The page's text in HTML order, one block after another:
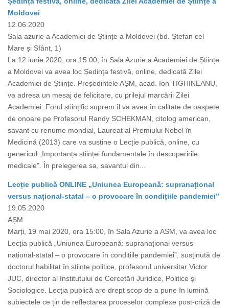
Moldovei
12.06.2020
Sala azurie a Academiei de Științe a Moldovei (bd. Ștefan cel
Mare și Sfânt, 1)
La 12 iunie 2020, ora 15:00, în Sala Azurie a Academiei de Științe
a Moldovei va avea loc Ședința festivă, online, dedicată Zilei
Academiei de Științe. Președintele AȘM, acad. Ion TIGHINEANU,
va adresa un mesaj de felicitare, cu prilejul marcării Zilei
Academiei. Forul științific suprem îl va avea în calitate de oaspete
de onoare pe Profesorul Randy SCHEKMAN, citolog american,
savant cu renume mondial, Laureat al Premiului Nobel în
Medicină (2013) care va susține o Lecție publică, online, cu
genericul „Importanța științei fundamentale în descoperirile
medicale”. În prelegerea sa, savantul din...
Lecție publică ONLINE „Uniunea Europeană: supranațional
versus național-statal – o provocare în condițiile pandemiei”
19.05.2020
AȘM
Marți, 19 mai 2020, ora 15:00, în Sala Azurie a ASM, va avea loc
Lecția publică „Uniunea Europeană: supranațional versus
național-statal – o provocare în condițiile pandemiei”, susținută de
doctorul habilitat în științe politice, profesorul universitar Victor
JUC, director al Institutului de Cercetări Juridice, Politice și
Sociologice. Lecția publică are drept scop de a pune în lumină
subiectele ce țin de reflectarea proceselor complexe post-criză de